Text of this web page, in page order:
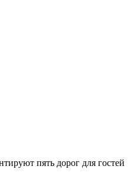
пять дорог для гостей